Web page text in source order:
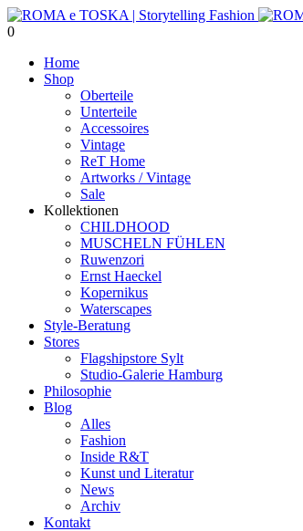
0
Home
Shop
Oberteile
Unterteile
Accessoires
Vintage
ReT Home
Artworks / Vintage
Sale
Kollektionen
CHILDHOOD
MUSCHELN FÜHLEN
Ruwenzori
Ernst Haeckel
Kopernikus
Waterscapes
Style-Beratung
Stores
Flagshipstore Sylt
Studio-Galerie Hamburg
Philosophie
Blog
Alles
Fashion
Inside R&T
Kunst und Literatur
News
Archiv
Kontakt